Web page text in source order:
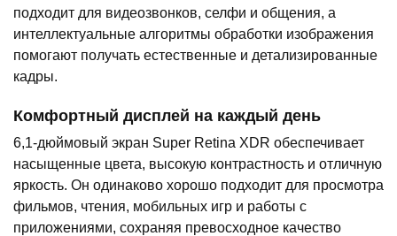
подходит для видеозвонков, селфи и общения, а
интеллектуальные алгоритмы обработки изображения
помогают получать естественные и детализированные
кадры.
Комфортный дисплей на каждый день
6,1-дюймовый экран Super Retina XDR обеспечивает
насыщенные цвета, высокую контрастность и отличную
яркость. Он одинаково хорошо подходит для просмотра
фильмов, чтения, мобильных игр и работы с
приложениями, сохраняя превосходное качество